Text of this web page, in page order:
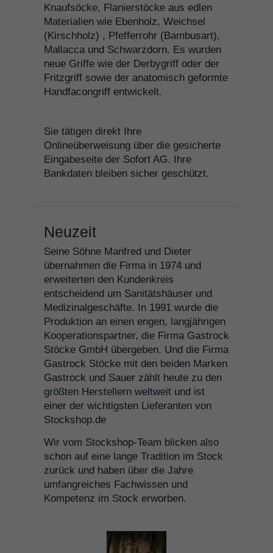
Knaufsöcke, Flanierstöcke aus edlen
Materialien wie Ebenholz, Weichsel
(Kirschholz) , Pfefferrohr (Bambusart),
Mallacca und Schwarzdorn. Es wurden
neue Griffe wie der Derbygriff oder der
Fritzgriff sowie der anatomisch geformte
Handfacongriff entwickelt.
Sie tätigen direkt Ihre
Onlineüberweisung über die gesicherte
Eingabeseite der Sofort AG. Ihre
Bankdaten bleiben sicher geschützt.
Neuzeit
Seine Söhne Manfred und Dieter
übernahmen die Firma in 1974 und
erweiterten den Kundenkreis
entscheidend um Sanitätshäuser und
Medizinalgeschäfte. In 1991 wurde die
Produktion an einen engen, langjährigen
Kooperationspartner, die Firma Gastrock
Stöcke GmbH übergeben. Und die Firma
Gastrock Stöcke mit den beiden Marken
Gastrock und Sauer zählt heute zu den
größten Herstellern weltweit und ist
einer der wichtigsten Lieferanten von
Stockshop.de
Wir vom Stockshop-Team blicken also
schon auf eine lange Tradition im Stock
zurück und haben über die Jahre
umfangreiches Fachwissen und
Kompetenz im Stock erworben.